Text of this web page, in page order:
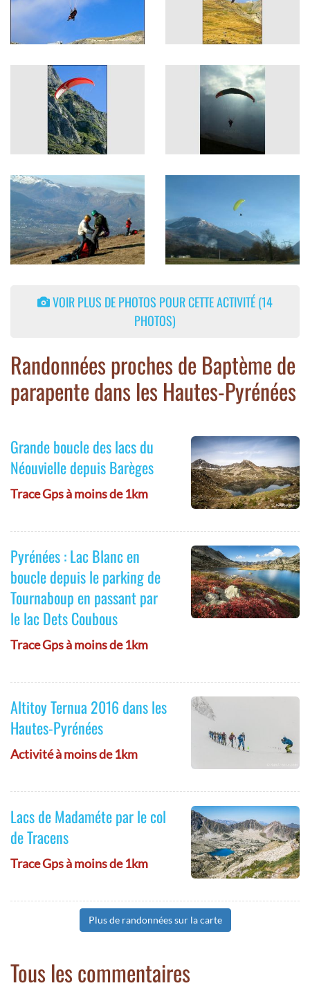
VOIR PLUS DE PHOTOS POUR CETTE ACTIVITÉ (14
PHOTOS)
Randonnées proches de Baptème de
parapente dans les Hautes-Pyrénées
Grande boucle des lacs du
Néouvielle depuis Barèges
Trace Gps à moins de 1km
Pyrénées : Lac Blanc en
boucle depuis le parking de
Tournaboup en passant par
le lac Dets Coubous
Trace Gps à moins de 1km
Altitoy Ternua 2016 dans les
Hautes-Pyrénées
Activité à moins de 1km
Lacs de Madaméte par le col
de Tracens
Trace Gps à moins de 1km
Plus de randonnées sur la carte
Tous les commentaires